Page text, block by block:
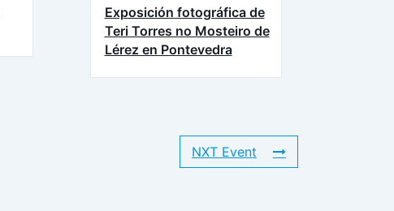
Exposición fotográfica de
Teri Torres no Mosteiro de
Lérez en Pontevedra
NXT Event